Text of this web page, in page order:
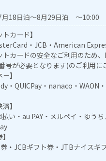
18日泊～8月29日泊 ～10:00
トカード】
・JCB・American
カードの安全なご利用のため
号が必要となります)のご利用に
】
・QUICPay・nanaco・WAON
】
払い・au PAY・メルペイ・ゆう
・JCBギフト券・JTBナイスギ